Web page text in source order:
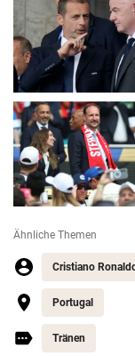
Ähnliche Themen
Cristiano
Portugal
Tränen